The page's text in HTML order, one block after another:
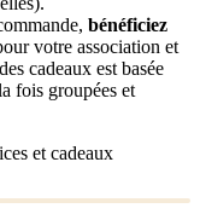
bénéficiez
votre association et
cadeaux est basée
fois groupées et
et cadeaux